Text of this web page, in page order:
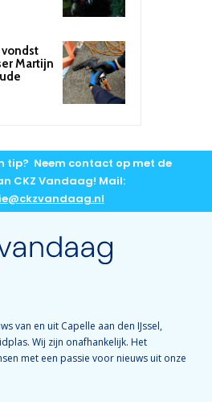
Martijn
tip? Neem contact op met de
CKZ Vandaag! Mail:
van en uit Capelle aan den IJssel,
Wij zijn onafhankelijk. Het
met een passie voor nieuws uit onze